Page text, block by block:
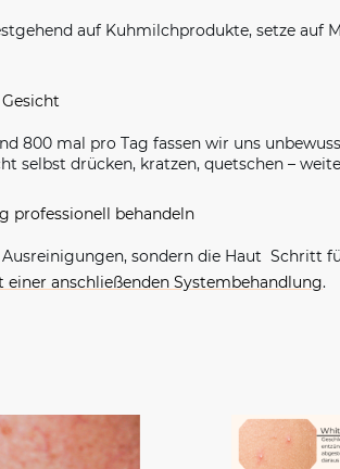
auf Kuhmilchprodukte, setze
800 mal pro Tag fassen wir uns
selbst drücken, kratzen, quetschen –
professionell behandeln
Ausreinigungen, sondern die Haut Schritt
einer anschließenden Systembehandlung.